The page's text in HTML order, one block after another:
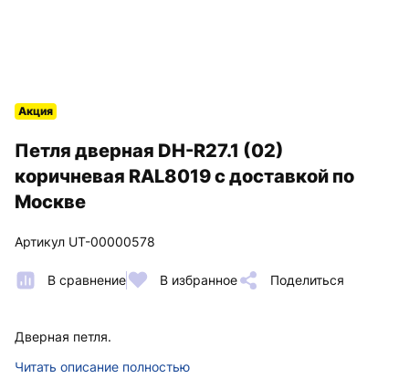
Петля дверная DH-R27.1 (02)
коричневая RAL8019 с доставкой по
Москве
Артикул UT-00000578
В сравнение В избранное Поделиться
Акция
Дверная петля.
Читать описание полностью